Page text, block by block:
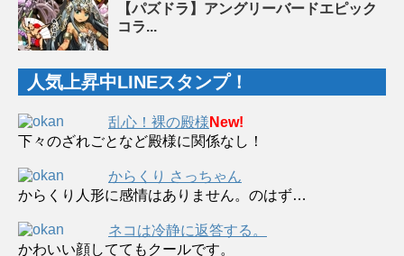
【パズドラ】アングリーバードエピック
コラ...
人気上昇中LINEスタンプ！
乱心！裸の殿様 New!
下々のざれごとなど殿様に関係なし！
からくり さっちゃん
からくり人形に感情はありません。のはず…
ネコは冷静に返答する。
かわいい顔しててもクールです。